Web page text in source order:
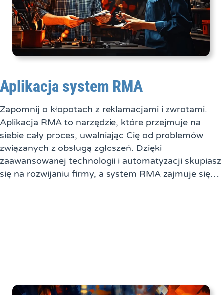
Aplikacja system RMA
Zapomnij o kłopotach z reklamacjami i zwrotami.
Aplikacja RMA to narzędzie, które przejmuje na
siebie cały proces, uwalniając Cię od problemów
związanych z obsługą zgłoszeń. Dzięki
zaawansowanej technologii i automatyzacji skupiasz
się na rozwijaniu firmy, a system RMA zajmuje się…